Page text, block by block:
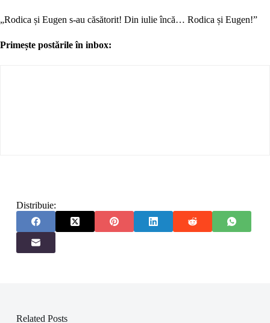
„Rodica și Eugen s-au căsătorit! Din iulie încă… Rodica și Eugen!”
Primește postările în inbox:
Distribuie:
Related Posts